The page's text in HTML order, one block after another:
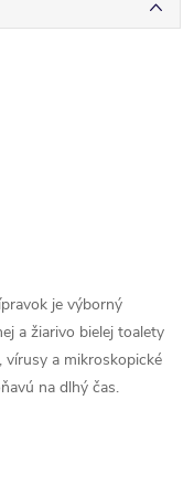
je výborný
a žiarivo bielej toalety
vírusy a mikroskopické
na dlhý čas.